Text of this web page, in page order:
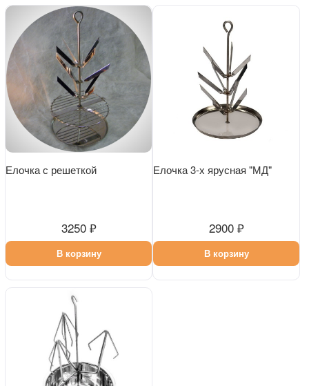
Елочка с решеткой
3250 ₽
В корзину
Елочка 3-х ярусная "МД"
2900 ₽
В корзину